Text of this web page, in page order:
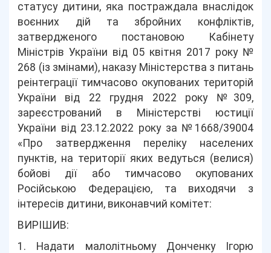
статусу дитини, яка постраждала внаслідок
воєнних дій та збройних конфліктів,
затвердженого постановою Кабінету
Міністрів України від 05 квітня 2017 року №
268 (із змінами), наказу Міністерства з питань
реінтеграції тимчасово окупованих територій
України від 22 грудня 2022 року №309,
зареєстрований в Міністерстві юстиції
України від 23.12.2022 року за №1668/39004
«Про затвердження переліку населених
пунктів, на території яких ведуться (велися)
бойові дії або тимчасово окупованих
Російською Федерацією, та виходячи з
інтересів дитини, виконавчий комітет:
ВИРІШИВ:
1. Надати малолітньому Донченку Ігорю